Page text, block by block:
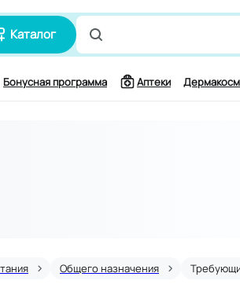
каталог
Поиск по лекарству и
Бонусная программа Аптеки
Общего назначения